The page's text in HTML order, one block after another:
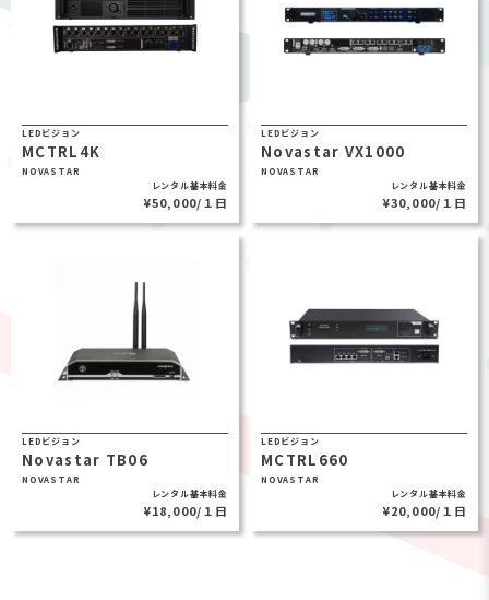
LEDビジョン
MCTRL4K
NOVASTAR
レンタル基本料金
¥50,000/１日
LEDビジョン
Novastar VX1000
NOVASTAR
レンタル基本料金
¥30,000/１日
LEDビジョン
Novastar TB06
NOVASTAR
レンタル基本料金
¥18,000/１日
LEDビジョン
MCTRL660
NOVASTAR
レンタル基本料金
¥20,000/１日